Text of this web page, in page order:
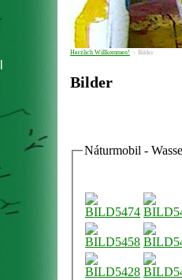
Herzlich Willkommen! › Bilder
Bilder
Náturmobil -